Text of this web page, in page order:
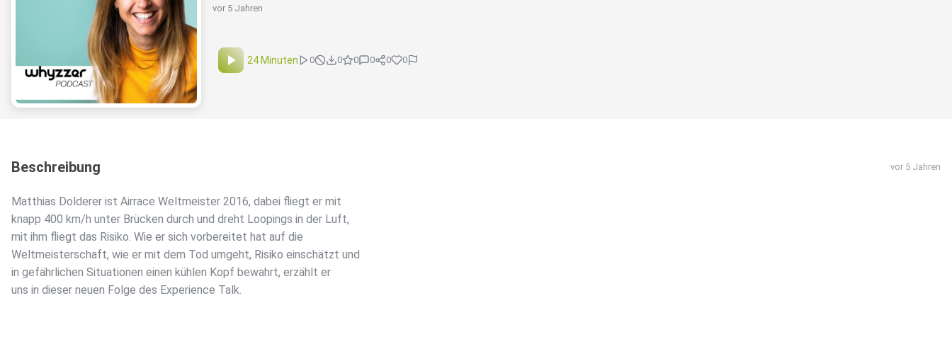
vor 5 Jahren
24 Minuten 0 0 0 0 0 0
Beschreibung vor 5 Jahren
Matthias Dolderer ist Airrace Weltmeister 2016, dabei fliegt er mit
knapp 400 km/h unter Brücken durch und dreht Loopings in der Luft,
mit ihm fliegt das Risiko. Wie er sich vorbereitet hat auf die
Weltmeisterschaft, wie er mit dem Tod umgeht, Risiko einschätzt und
in gefährlichen Situationen einen kühlen Kopf bewahrt, erzählt er
uns in dieser neuen Folge des Experience Talk.